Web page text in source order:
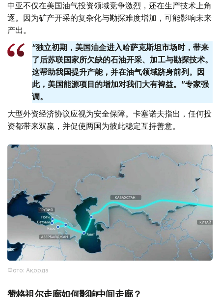
中亚不仅在美国油气投资领域竞争激烈，还在生产技术上角
逐。因为矿产开采的复杂化与勘探难度增加，可能影响未来
产出。
“独立初期，美国油企进入哈萨克斯坦市场时，带来
了后苏联国家所欠缺的石油开采、加工与勘探技术。
这帮助我国提升产能，并在油气领域跻身前列。因
此，美国能源项目的增加对我们大有裨益。”专家强
调。
大型外资经济协议应视为安全保障。卡塞诺夫指出，任何投
资都带来双赢，并促使两国为彼此稳定互持善意。
Фото: Ақорда
赞格祖尔走廊如何影响中间走廊？